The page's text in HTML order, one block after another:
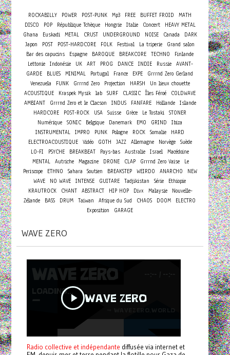
ROCKABILLY POWER POST-PUNK Mp3 FREE BUFFET FROID
MATH
DISCO
POP République Tchèque Hongrie Italie Concert
HEAVY METAL
Ghana
Euskadi METAL CRUST UNDERGROUND NOISE Canada
DARK
Japon
POST POST-HARDCORE FOLK Festival La triperie
Grand salon
Bar des capucins
Espagne BAROQUE BREAKCORE TECHNO
Finlande
Lettonie Indonésie UK ART PROG DANCE INDIE Russie AVANT-
GARDE
BLUES MINIMAL Portugal France EXPE
Grrrnd Zero Gerland
Venezuela
FUNK Grrrnd Zero Projection HARSH
Un lieux chouette
ACOUSTIQUE
Kraspek Mysik lab SURF CLASSIC Îles Féroé
COLDWAVE
AMBIANT
Grrrnd Zero et le Clacson INDUS FANFARE Hollande
Islande
HARDCORE
POST-ROCK USA Suisse Grèce Le Tostaki STONER
Numérique SONIC Belgique Danemark EMO GRIND
Ibiza
INSTRUMENTAL IMPRO PUNK Pologne ROCK Somalie
HARD
ELECTROACOUSTIQUE
Vidéo GOTH JAZZ Allemagne Norvège
Suède
LO-FI
PSYCHE BREAKBEAT Pays-bas Australie Israel Macédoine
MENTAL
Autriche Magazine DRONE CLAP Grrrnd Zero Vaise
Le
Periscope
ETHNO Sahara Soutien BREAKSTEP WEIRDO ANARCHO
NEW
WAVE
NO WAVE INTENSE GUITARE Tadjikistan Série
Ethiopie
KRAUTROCK
CHANT ABSTRACT HIP HOP Divx Malaysie
Nouvelle-
Zélande
BASS DRUM Taiwan Afrique du Sud CHAOS DOOM
ELECTRO
Exposition
GARAGE
WAVE ZERO
Radio collective et indépendante diffusée via internet et